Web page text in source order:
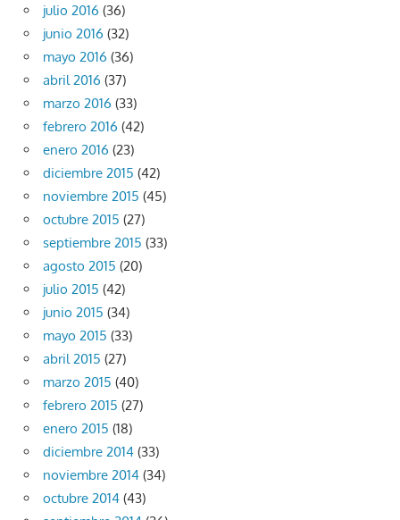
julio 2016 (36)
junio 2016 (32)
mayo 2016 (36)
abril 2016 (37)
marzo 2016 (33)
febrero 2016 (42)
enero 2016 (23)
diciembre 2015 (42)
noviembre 2015 (45)
octubre 2015 (27)
septiembre 2015 (33)
agosto 2015 (20)
julio 2015 (42)
junio 2015 (34)
mayo 2015 (33)
abril 2015 (27)
marzo 2015 (40)
febrero 2015 (27)
enero 2015 (18)
diciembre 2014 (33)
noviembre 2014 (34)
octubre 2014 (43)